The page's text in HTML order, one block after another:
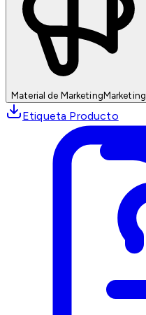
Material de MarketingMarketing
Etiqueta Producto